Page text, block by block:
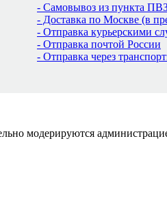
- Самовывоз из пункта
- Доставка по Москве (в
- Отправка курьерскими
- Отправка почтой России
- Отправка через
модерируются